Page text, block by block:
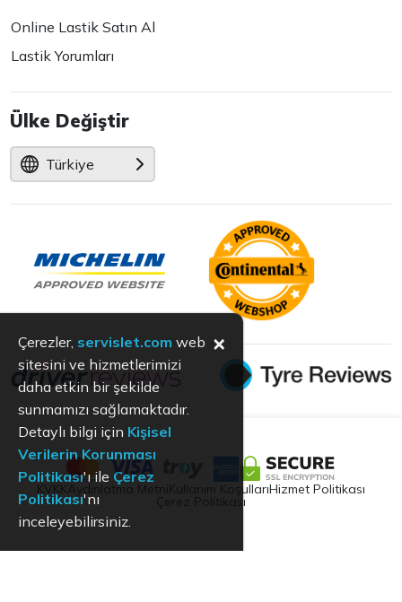
Online Lastik Satın Al
Lastik Yorumları
Ülke Değiştir
Türkiye
Aydınlatma Metni Kullanım KoşullarıHizmet Politikası
Çerez Politikası
Çerezler, servislet.com web
sitesini ve hizmetlerimizi
daha etkin bir şekilde
sunmamızı sağlamaktadır.
Detaylı bilgi için Kişisel
Verilerin Korunması
Politikası'ı ile Çerez
Politikası'nı
inceleyebilirsiniz.
×